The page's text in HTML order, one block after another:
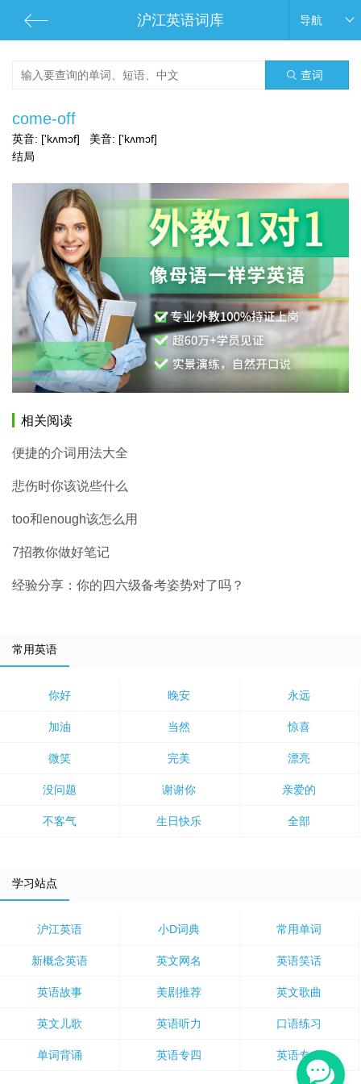
沪江英语词库 导航
查词
come-off
英音: ['kʌmɔf] 美音: ['kʌmɔf]
结局
相关阅读
便捷的介词用法大全
悲伤时你该说些什么
too和enough该怎么用
7招教你做好笔记
经验分享：你的四六级备考姿势对了吗？
常用英语
你好 晚安 永远
加油 当然 惊喜
微笑 完美 漂亮
没问题 谢谢你 亲爱的
不客气 生日快乐 全部
学习站点
沪江英语 小D词典 常用单词
新概念英语 英文网名 英语笑话
英语故事 美剧推荐 英文歌曲
英文儿歌 英语听力 口语练习
单词背诵 英语专四 英语专八